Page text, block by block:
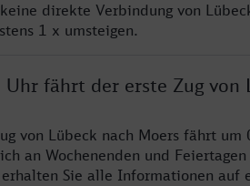
direkte Verbindung von
1 x umsteigen.
Uhr fährt der erste Zug von
von Lübeck nach Moers fährt
an Wochenenden und
Sie alle Informationen auf